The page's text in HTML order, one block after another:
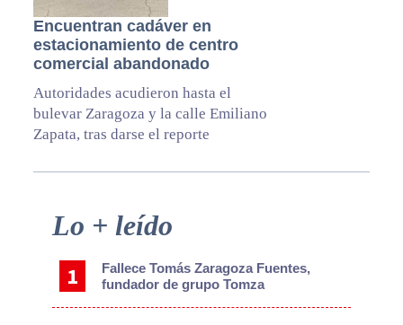
Encuentran cadáver en
estacionamiento de centro
comercial abandonado
Autoridades acudieron hasta el
bulevar Zaragoza y la calle Emiliano
Zapata, tras darse el reporte
Primary
Lo + leído
Fallece Tomás Zaragoza Fuentes,
fundador de grupo Tomza